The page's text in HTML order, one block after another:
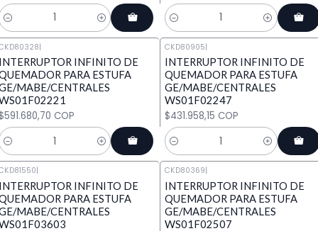
Cantidad
|
INFINITO DE
PARA ESTUFA
MABE/CENTRALES
COP
CKD80905|
INTERRUPTOR INFINITO DE
QUEMADOR PARA ESTUFA
GE/MABE/CENTRALES
WS01F02247
$431.958,15 COP
Cantidad
|
INFINITO DE
PARA ESTUFA
MABE/CENTRALES
CKD80369|
INTERRUPTOR INFINITO DE
QUEMADOR PARA ESTUFA
GE/MABE/CENTRALES
WS01F02507